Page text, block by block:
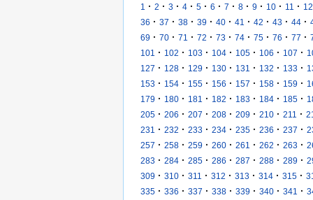
1 · 2 · 3 · 4 · 5 · 6 · 7 · 8 · 9 · 10 · 11 · 12
36 · 37 · 38 · 39 · 40 · 41 · 42 · 43 · 44 ·
69 · 70 · 71 · 72 · 73 · 74 · 75 · 76 · 77 ·
101
· 102 · 103 · 104 · 105 · 106 · 107 ·
127 · 128 · 129 · 130 · 131 · 132 · 133 ·
153 · 154 · 155 · 156 · 157 · 158 · 159 ·
179 · 180 · 181 · 182 · 183 · 184 · 185 ·
205 · 206 · 207 · 208 · 209 · 210 · 211 ·
231
· 232 · 233 · 234 · 235 · 236 · 237 ·
257 · 258 · 259 · 260 · 261 · 262 · 263 ·
283 · 284 · 285 · 286 · 287 · 288 · 289 ·
309 · 310 · 311 · 312 · 313 · 314 · 315 ·
335 · 336 · 337 · 338 · 339 · 340 · 341 ·